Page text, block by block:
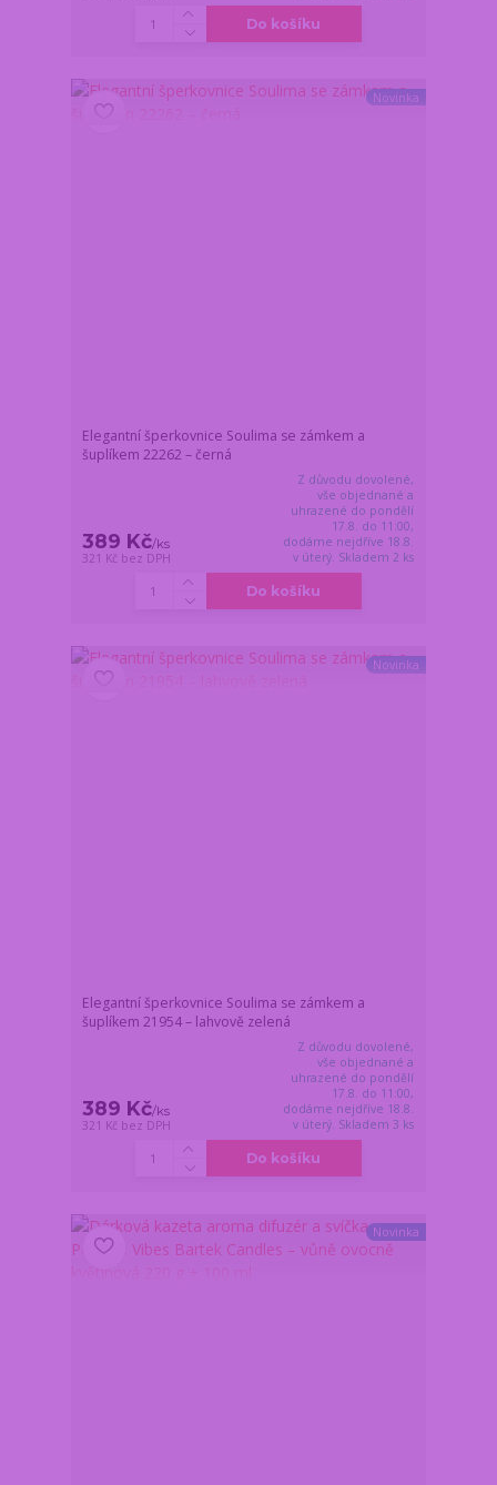
Do košíku
Novinka
Elegantní šperkovnice Soulima se zámkem a
šuplíkem 22262 – černá
389 Kč/ks
321 Kč bez DPH
Z důvodu dovolené,
vše objednané a
uhrazené do pondělí
17.8. do 11:00,
dodáme nejdříve 18.8.
v úterý. Skladem 2 ks
Do košíku
Novinka
Elegantní šperkovnice Soulima se zámkem a
šuplíkem 21954 – lahvově zelená
389 Kč/ks
321 Kč bez DPH
Z důvodu dovolené,
vše objednané a
uhrazené do pondělí
17.8. do 11:00,
dodáme nejdříve 18.8.
v úterý. Skladem 3 ks
Do košíku
Novinka